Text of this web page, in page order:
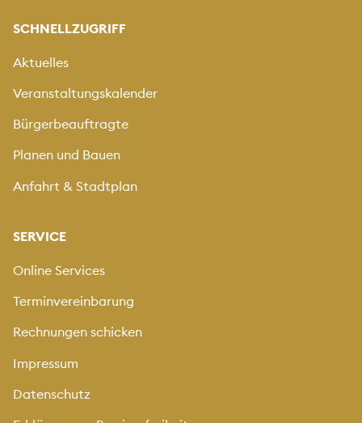
SCHNELLZUGRIFF
Aktuelles
Veranstaltungskalender
Bürgerbeauftragte
Planen und Bauen
Anfahrt & Stadtplan
SERVICE
Online Services
Terminvereinbarung
Rechnungen schicken
Impressum
Datenschutz